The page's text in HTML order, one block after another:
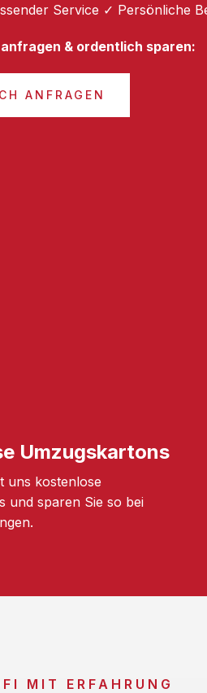
Service ✓ Persönliche
& ordentlich sparen:
ANFRAGEN
Umzugskartons
uns kostenlose
und sparen Sie so bei
MIT ERFAHRUNG